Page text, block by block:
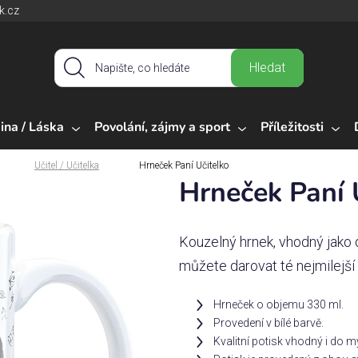
Hledat
/ Láska Povolání, zájmy a sport Příležitosti
Učitel / Učitelka Hrneček Paní Učitelko
Hrneček Paní
Kouzelný hrnek, vhodný
můžete darovat té nejmilejší
Hrneček o objemu 330 ml.
Provedení v bílé barvě.
Kvalitní potisk vhodný i do